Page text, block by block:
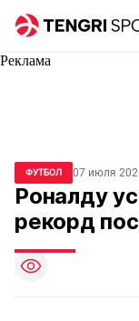
Реклама
ФУТБОЛ 07 июля
Роналду
рекорд